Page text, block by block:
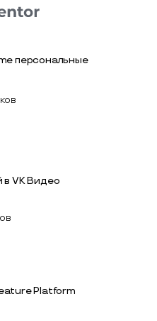
персональные
в VK Видео
Platform